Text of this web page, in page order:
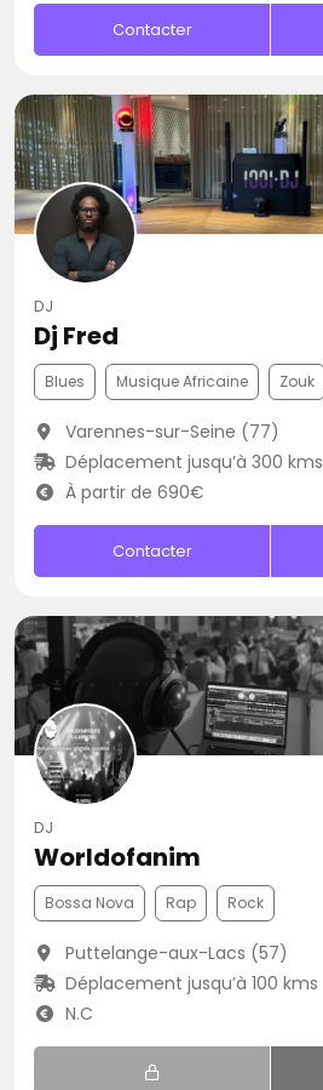
Contacter
DJ
Dj Fred
Blues Musique Africaine Zouk
Varennes-sur-Seine (77)
Déplacement jusqu’à 300 kms
À partir de 690€
Contacter
DJ
Worldofanim
Bossa Nova Rap Rock
Puttelange-aux-Lacs (57)
Déplacement jusqu’à 100 kms
N.C